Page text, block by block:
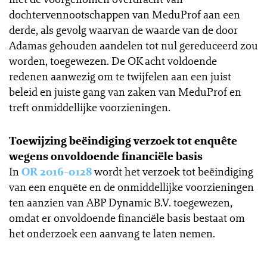
dochtervennootschappen van MeduProf aan een
derde, als gevolg waarvan de waarde van de door
Adamas gehouden aandelen tot nul gereduceerd zou
worden, toegewezen. De OK acht voldoende
redenen aanwezig om te twijfelen aan een juist
beleid en juiste gang van zaken van MeduProf en
treft onmiddellijke voorzieningen.
Toewijzing beëindiging verzoek tot enquête
wegens onvoldoende financiële basis
InOR 2016-0128wordt het verzoek tot beëindiging
van een enquête en de onmiddellijke voorzieningen
ten aanzien van ABP Dynamic B.V. toegewezen,
omdat er onvoldoende financiële basis bestaat om
het onderzoek een aanvang te laten nemen.